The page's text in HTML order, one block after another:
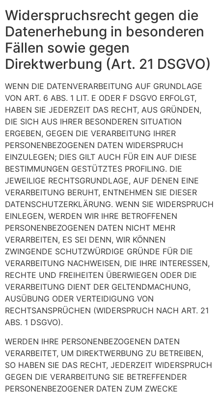
Widerspruchsrecht gegen die
Datenerhebung in besonderen
Fällen sowie gegen
Direktwerbung (Art. 21 DSGVO)
WENN DIE DATENVERARBEITUNG AUF GRUNDLAGE
VON ART. 6 ABS. 1 LIT. E ODER F DSGVO ERFOLGT,
HABEN SIE JEDERZEIT DAS RECHT, AUS GRÜNDEN,
DIE SICH AUS IHRER BESONDEREN SITUATION
ERGEBEN, GEGEN DIE VERARBEITUNG IHRER
PERSONENBEZOGENEN DATEN WIDERSPRUCH
EINZULEGEN; DIES GILT AUCH FÜR EIN AUF DIESE
BESTIMMUNGEN GESTÜTZTES PROFILING. DIE
JEWEILIGE RECHTSGRUNDLAGE, AUF DENEN EINE
VERARBEITUNG BERUHT, ENTNEHMEN SIE DIESER
DATENSCHUTZERKLÄRUNG. WENN SIE WIDERSPRUCH
EINLEGEN, WERDEN WIR IHRE BETROFFENEN
PERSONENBEZOGENEN DATEN NICHT MEHR
VERARBEITEN, ES SEI DENN, WIR KÖNNEN
ZWINGENDE SCHUTZWÜRDIGE GRÜNDE FÜR DIE
VERARBEITUNG NACHWEISEN, DIE IHRE INTERESSEN,
RECHTE UND FREIHEITEN ÜBERWIEGEN ODER DIE
VERARBEITUNG DIENT DER GELTENDMACHUNG,
AUSÜBUNG ODER VERTEIDIGUNG VON
RECHTSANSPRÜCHEN (WIDERSPRUCH NACH ART. 21
ABS. 1 DSGVO).
WERDEN IHRE PERSONENBEZOGENEN DATEN
VERARBEITET, UM DIREKTWERBUNG ZU BETREIBEN,
SO HABEN SIE DAS RECHT, JEDERZEIT WIDERSPRUCH
GEGEN DIE VERARBEITUNG SIE BETREFFENDER
PERSONENBEZOGENER DATEN ZUM ZWECKE